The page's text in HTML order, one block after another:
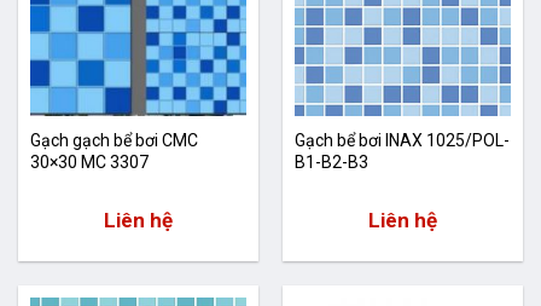
Gạch gạch bể bơi CMC
30×30 MC 3307
Liên hệ
Gạch bể bơi INAX 1025/POL-
B1-B2-B3
Liên hệ